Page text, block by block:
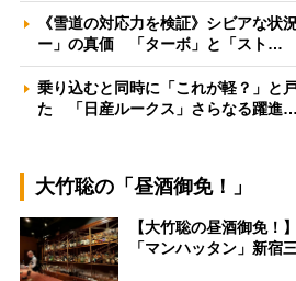
《雪道の対応力を検証》シビアな状
ー」の真価 「ターボ」と「スト…
乗り込むと同時に「これが軽？」と
た 「日産ルークス」さらなる躍進…
大竹聡の「昼酒御免！」
【大竹聡の昼酒御免！
「マンハッタン」新